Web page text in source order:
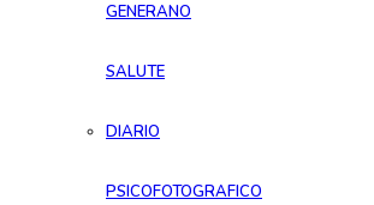
GENERANO
SALUTE
DIARIO
PSICOFOTOGRAFICO